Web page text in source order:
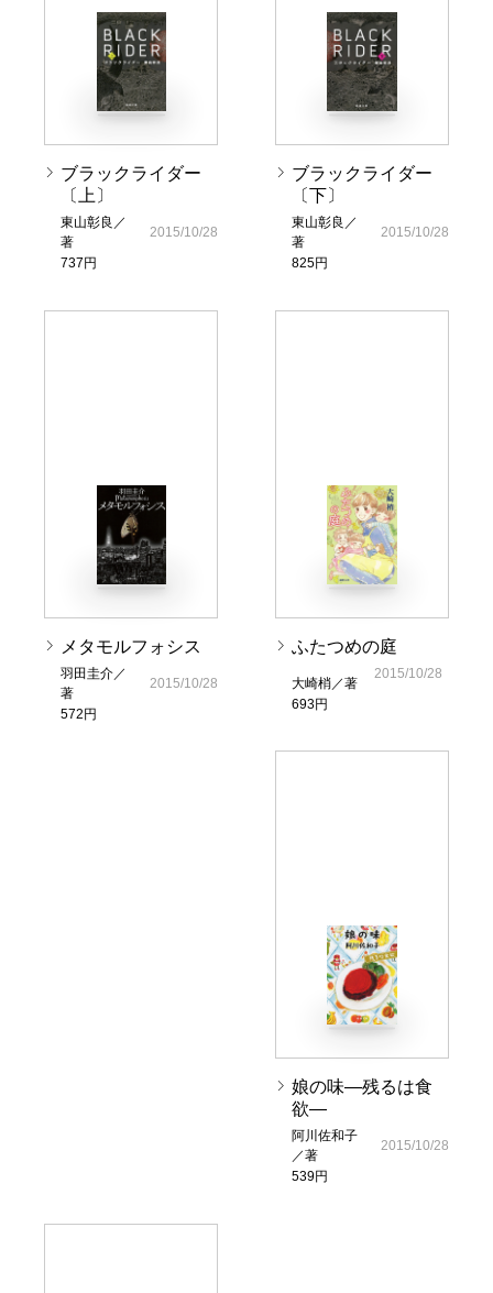
ブラックライダー
〔上〕
東山彰良／
著
737円
2015/10/28
ブラックライダー
〔下〕
東山彰良／
著
825円
2015/10/28
メタモルフォシス
羽田圭介／
著
572円
2015/10/28
ふたつめの庭
大崎梢／著
693円
2015/10/28
娘の味―残るは食
欲―
阿川佐和子
／著
539円
2015/10/28